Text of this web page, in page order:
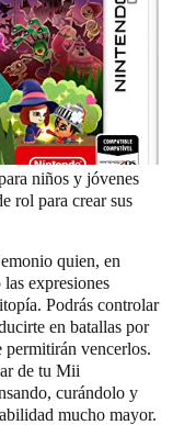
niños y jóvenes
rol para crear sus
quien, en
expresiones
Podrás controlar
en batallas por
permitirán vencerlos.
de tu Mii
curándolo y
mucho mayor.